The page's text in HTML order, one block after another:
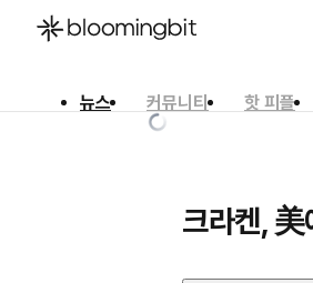
뉴스 커뮤니티 핫 피플
크라켄, 美